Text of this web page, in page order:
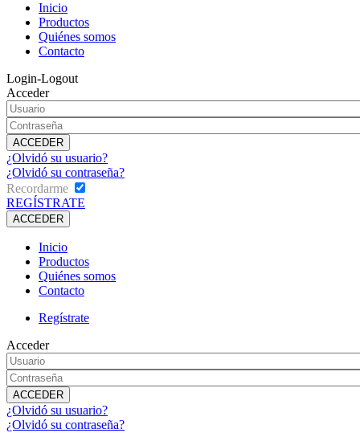
Inicio
Productos
Quiénes somos
Contacto
Login-Logout
Acceder
¿Olvidó su usuario?
¿Olvidó su contraseña?
Recordarme
REGÍSTRATE
Inicio
Productos
Quiénes somos
Contacto
Regístrate
Acceder
¿Olvidó su usuario?
¿Olvidó su contraseña?